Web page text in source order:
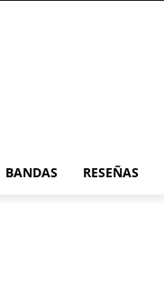
BANDAS RESEÑAS